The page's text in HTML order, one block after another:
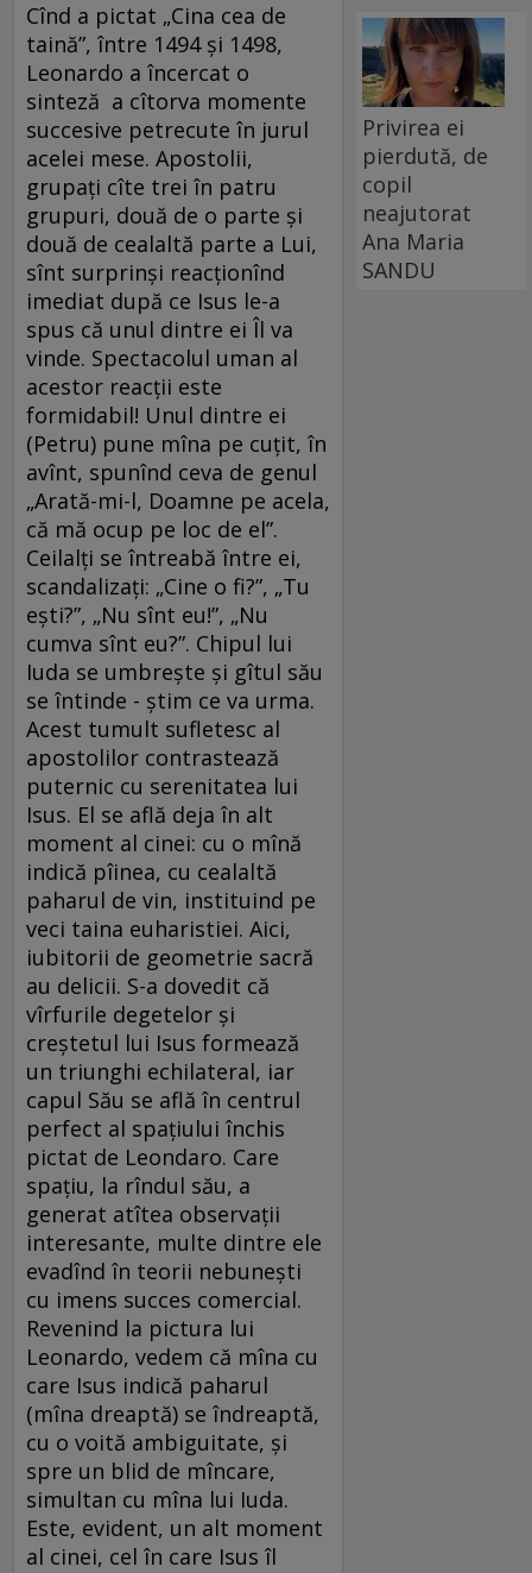
Cînd a pictat „Cina cea de
taină”, între 1494 și 1498,
Leonardo a încercat o
sinteză a cîtorva momente
succesive petrecute în jurul
acelei mese. Apostolii,
grupați cîte trei în patru
grupuri, două de o parte și
două de cealaltă parte a Lui,
sînt surprinși reacționînd
imediat după ce Isus le-a
spus că unul dintre ei Îl va
vinde. Spectacolul uman al
acestor reacții este
formidabil! Unul dintre ei
(Petru) pune mîna pe cuțit, în
avînt, spunînd ceva de genul
„Arată-mi-l, Doamne pe acela,
că mă ocup pe loc de el”.
Ceilalți se întreabă între ei,
scandalizați: „Cine o fi?”, „Tu
ești?”, „Nu sînt eu!”, „Nu
cumva sînt eu?”. Chipul lui
Iuda se umbrește și gîtul său
se întinde - știm ce va urma.
Acest tumult sufletesc al
apostolilor contrastează
puternic cu serenitatea lui
Isus. El se află deja în alt
moment al cinei: cu o mînă
indică pîinea, cu cealaltă
paharul de vin, instituind pe
veci taina euharistiei. Aici,
iubitorii de geometrie sacră
au delicii. S-a dovedit că
vîrfurile degetelor și
creștetul lui Isus formează
un triunghi echilateral, iar
capul Său se află în centrul
perfect al spațiului închis
pictat de Leondaro. Care
spațiu, la rîndul său, a
generat atîtea observații
interesante, multe dintre ele
evadînd în teorii nebunești
cu imens succes comercial.
Revenind la pictura lui
Leonardo, vedem că mîna cu
care Isus indică paharul
(mîna dreaptă) se îndreaptă,
cu o voită ambiguitate, și
spre un blid de mîncare,
simultan cu mîna lui Iuda.
Este, evident, un alt moment
al cinei, cel în care Isus îl
Privirea ei
pierdută, de
copil
neajutorat
Ana Maria
SANDU